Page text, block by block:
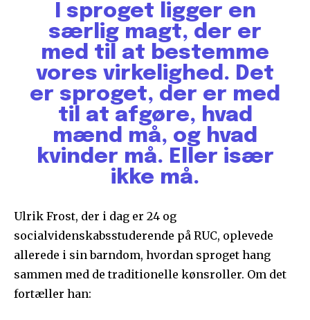
I sproget ligger en
særlig magt, der er
med til at bestemme
vores virkelighed. Det
er sproget, der er med
til at afgøre, hvad
mænd må, og hvad
kvinder må. Eller især
ikke må.
Ulrik Frost, der i dag er 24 og
socialvidenskabsstuderende på RUC, oplevede
allerede i sin barndom, hvordan sproget hang
sammen med de traditionelle kønsroller. Om det
fortæller han: